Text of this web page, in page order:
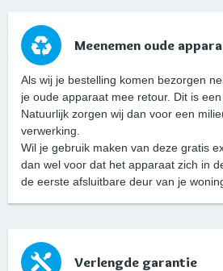
Meenemen oude
Als wij je bestelling komen bezorgen
je oude apparaat mee retour. Dit is
Natuurlijk zorgen wij dan voor een
verwerking.
Wil je gebruik maken van deze gratis
dan wel voor dat het apparaat zich in
de eerste afsluitbare deur van je
Verlengde garantie